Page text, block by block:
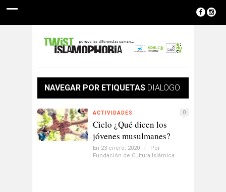
NAVEGAR POR ETIQUETAS DIALOGO
ACTIVIDADES 0
Ciclo ¿Qué dicen los
jóvenes musulmanes?
En 23 enero, 2020 /
Por
Fundación de Cultura Islámica